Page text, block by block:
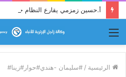
أ.حسين زمزمي يقارع النظام حجة بحجة
الرئيسية / #سليمان -هندي#حوار#زينا#